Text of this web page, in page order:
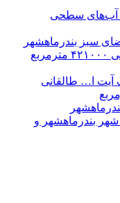
آب‌های سطحی
سبز بندرماهشهر
ا… طالقانی
بندرماهشهر و